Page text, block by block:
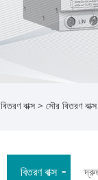
বিতরণ বাক্স > সৌর বিতরণ বাক্স
বিতরণ বাক্স